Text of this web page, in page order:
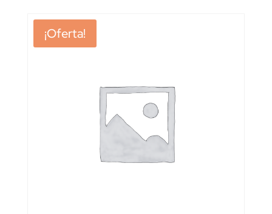
era:
$300,00.
es:
¡Oferta!